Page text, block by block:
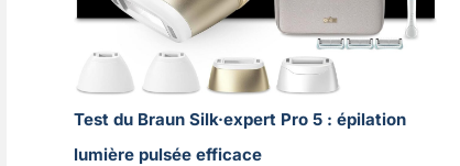
Test du Braun Silk·expert Pro 5 : épilation
lumière pulsée efficace